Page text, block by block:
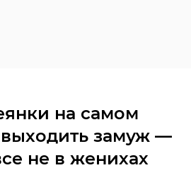
на самом
выходить замуж —
не в женихах